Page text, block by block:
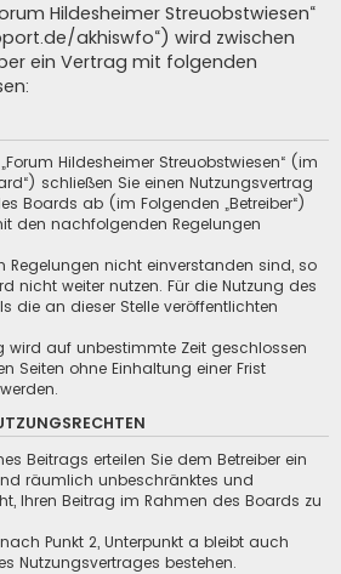
Hildesheimer Streuobstwiesen“
akhiswfo“) wird zwischen
ein Vertrag mit folgenden
Hildesheimer Streuobstwiesen“ (im
schließen Sie einen Nutzungsvertrag
Boards ab (im Folgenden „Betreiber“)
den nachfolgenden Regelungen
Regelungen nicht einverstanden sind, so
nicht weiter nutzen. Für die Nutzung des
die an dieser Stelle veröffentlichten
wird auf unbestimmte Zeit geschlossen
Seiten ohne Einhaltung einer Frist
Beitrags erteilen Sie dem Betreiber ein
räumlich unbeschränktes und
Ihren Beitrag im Rahmen des Boards zu
Punkt 2, Unterpunkt a bleibt auch
Nutzungsvertrages bestehen.